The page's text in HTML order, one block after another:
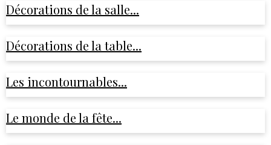
Décorations de la salle...
Décorations de la table...
Les incontournables...
Le monde de la fête...